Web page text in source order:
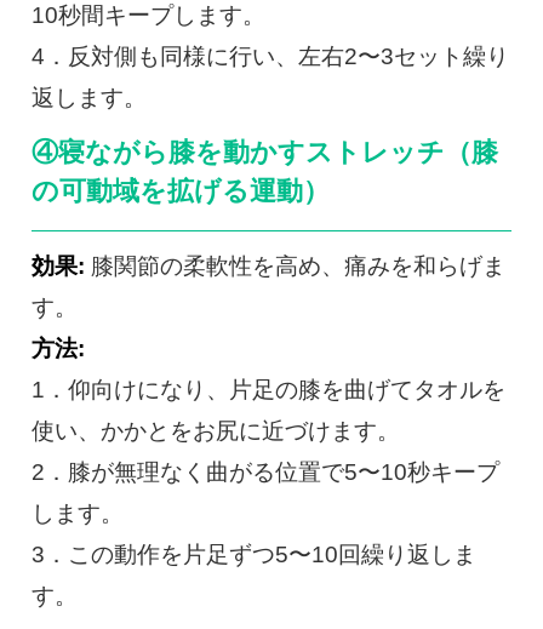
10秒間キープします。
4．反対側も同様に行い、左右2〜3セット繰り
返します。
④寝ながら膝を動かすストレッチ（膝
の可動域を拡げる運動）
効果: 膝関節の柔軟性を高め、痛みを和らげま
す。
方法:
1．仰向けになり、片足の膝を曲げてタオルを
使い、かかとをお尻に近づけます。
2．膝が無理なく曲がる位置で5〜10秒キープ
します。
3．この動作を片足ずつ5〜10回繰り返しま
す。